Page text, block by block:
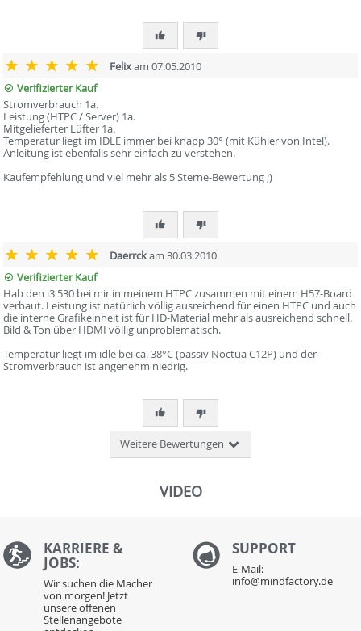
Felixam 07.05.2010
Verifizierter Kauf
Stromverbrauch 1a.
Leistung (HTPC / Server) 1a.
Mitgelieferter Lüfter 1a.
Temperatur liegt im IDLE immer bei knapp 30° (mit Kühler von Intel).
Anleitung ist ebenfalls sehr einfach zu verstehen.
Kaufempfehlung und viel mehr als 5 Sterne-Bewertung ;)
Daerrckam 30.03.2010
Verifizierter Kauf
Hab den i3 530 bei mir in meinem HTPC zusammen mit einem H57-Board
verbaut. Leistung ist natürlich völlig ausreichend für einen HTPC und auch
die interne Grafikeinheit ist für HD-Material mehr als ausreichend schnell.
Bild & Ton über HDMI völlig unproblematisch.
Temperatur liegt im idle bei ca. 38°C (passiv Noctua C12P) und der
Stromverbrauch ist angenehm niedrig.
Weitere Bewertungen
VIDEO
KARRIERE &
JOBS:
Wir suchen die Macher
von morgen! Jetzt
unsere offenen
Stellenangebote
SUPPORT
E-Mail:
info@mindfactory.de